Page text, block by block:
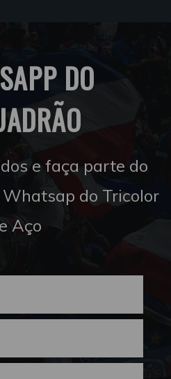
DO
e faça parte do
do Tricolor
Aço